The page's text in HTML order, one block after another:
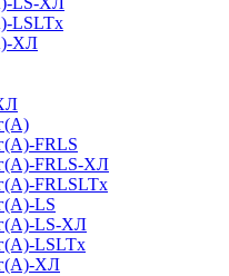
LSLTx
ХЛ
FRLS
FRLS-ХЛ
FRLSLTx
LS
LS-ХЛ
LSLTx
ХЛ